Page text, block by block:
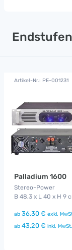
Artikel-Nr.: PE-001231
Palladium 1600
Stereo-Power
B 48,3 x L 40 x H 9
ab 36,30 € exkl.
ab 43,20 € inkl. MwSt.